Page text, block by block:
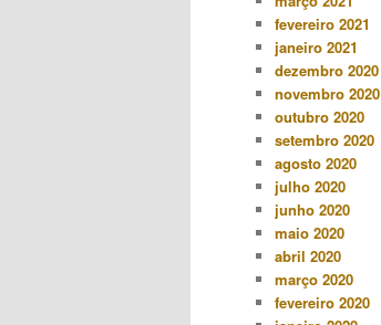
fevereiro 2021
janeiro 2021
dezembro 2020
novembro 2020
outubro 2020
setembro 2020
agosto 2020
julho 2020
junho 2020
maio 2020
abril 2020
março 2020
fevereiro 2020